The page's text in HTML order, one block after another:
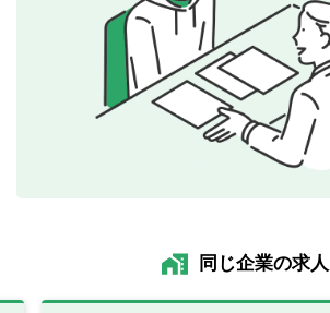
同じ企業の求人